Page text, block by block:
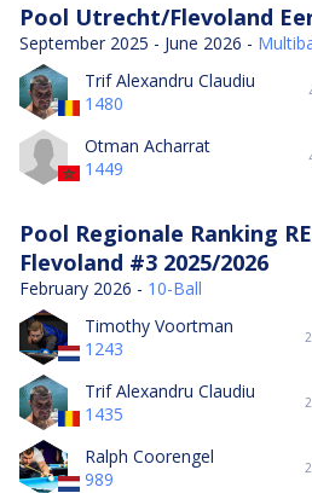
Pool Utrecht/Flevoland
September 2025 - June 2026 -
Trif Alexandru Claudiu
1480
Otman Acharrat
1449
Pool Regionale Ranking
Flevoland #3 2025/2026
February 2026 - 10-Ball
Timothy Voortman
1243
Trif Alexandru Claudiu
1435
Ralph Coorengel
989